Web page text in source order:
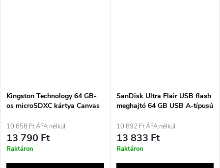
Kingston Technology 64 GB-
os microSDXC kártya Canvas
+ adapter
10 858 Ft ÁFA nélkül
13 790 Ft
Raktáron
SanDisk Ultra Flair USB flash
meghajtó 64 GB USB A-típusú
ezüst
10 892 Ft ÁFA nélkül
13 833 Ft
Raktáron